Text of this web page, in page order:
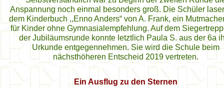
Anspannung noch einmal besonders groß. Die Schüler
dem Kinderbuch ,,Enno Anders“ von A. Frank, ein
für Kinder ohne Gymnasialempfehlung. Auf dem
der Jubiläumsrunde konnte letztlich Paula S. aus der 6a
Urkunde entgegennehmen. Sie wird die Schule beim
nächsthöheren Entscheid 2019 vertreten.
Ein Ausflug zu den Sternen